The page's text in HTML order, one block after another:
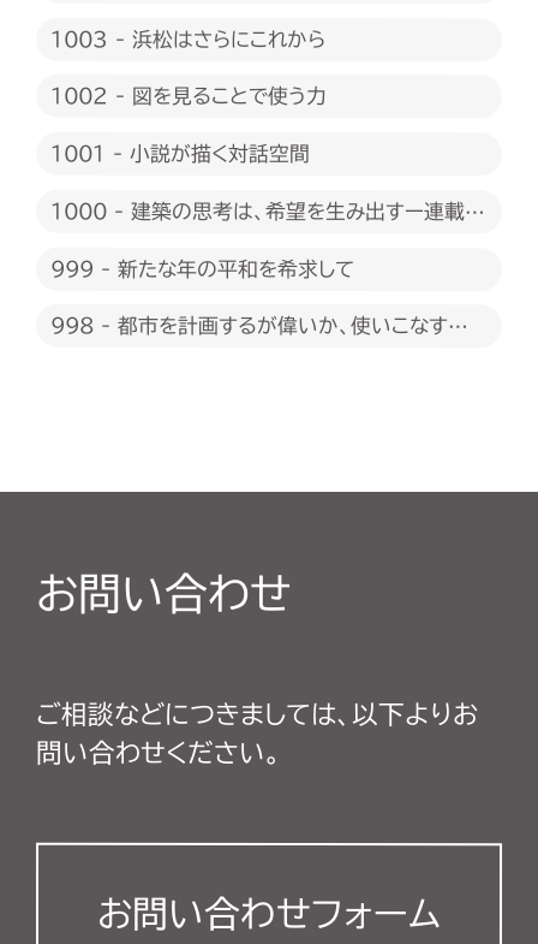
1003 - 浜松はさらにこれから
1002 - 図を見ることで使う力
1001 - 小説が描く対話空間
1000 - 建築の思考は、希望を生み出すー連載
999 - 新たな年の平和を希求して
998 - 都市を計画するが偉いか、使いこなすが
お問い合わせ
ご相談などにつきましては、以下よりお
問い合わせください。
お問い合わせフォーム